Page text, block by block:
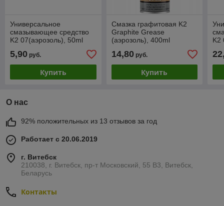
Универсальное
смазывающее средство
K2 07(аэрозоль), 50ml
5,90 руб.
Купить
Смазка графитовая K2
Graphite Grease
(аэрозоль), 400ml
14,80руб.
Купить
K2
О нас
92% положительных из 13 отзывов за год
Работает с 20.06.2019
г. Витебск
210038, г. Витебск, пр-т Московский, 55 B3, Витебск,
Беларусь
Контакты